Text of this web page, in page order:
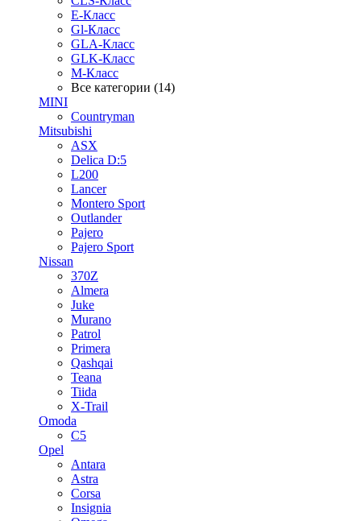
E-Класс
Gl-Класс
GLA-Класс
GLK-Класс
M-Класс
Все категории (14)
MINI
Countryman
Mitsubishi
ASX
Delica D:5
L200
Lancer
Montero Sport
Outlander
Pajero
Pajero Sport
Nissan
370Z
Almera
Juke
Murano
Patrol
Primera
Qashqai
Teana
Tiida
X-Trail
Omoda
C5
Opel
Antara
Astra
Corsa
Insignia